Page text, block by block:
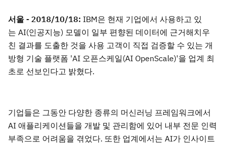
서울 - 2018/10/18: IBM은 현재 기업에서 사용하고 있
는 AI(인공지능) 모델이 일부 편향된 데이터에 근거해치우
친 결과를 도출한 것을 사용 고객이 직접 검증할 수 있는 개
방형 기술 플랫폼 'AI 오픈스케일(AI OpenScale)'을 업계 최
초로 선보인다고 밝혔다.
기업들은 그동안 다양한 종류의 머신러닝 프레임워크에서
AI 애플리케이션들을 개발 및 관리함에 있어 내부 전문 인력
부족으로 어려움을 겪었다. 또한 업계에서는 AI가 인사이트